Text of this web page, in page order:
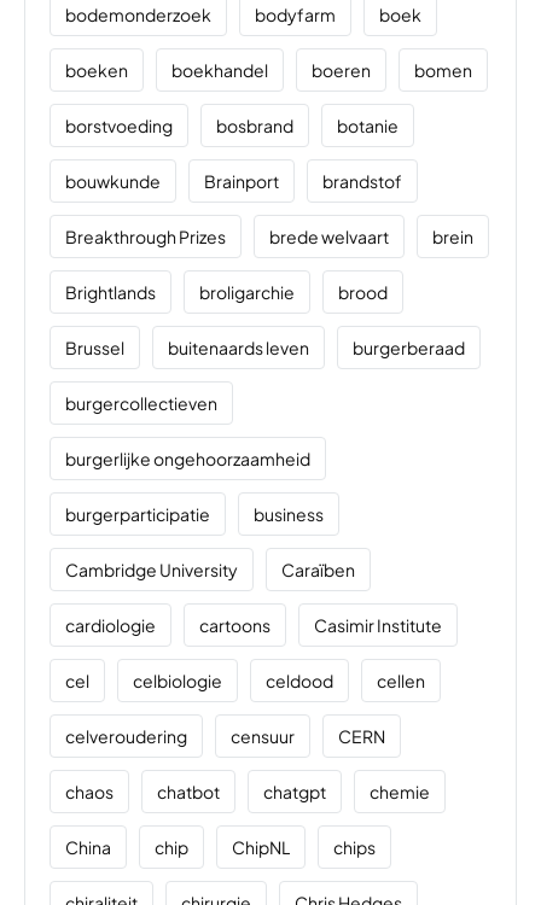
bodemonderzoek bodyfarm boek
boeken boekhandel boeren bomen
borstvoeding bosbrand botanie
bouwkunde Brainport brandstof
Breakthrough Prizes brede welvaart brein
Brightlands broligarchie brood
Brussel buitenaards leven burgerberaad
burgercollectieven
burgerlijke ongehoorzaamheid
burgerparticipatie business
Cambridge University Caraïben
cardiologie cartoons Casimir Institute
cel celbiologie celdood cellen
celveroudering censuur CERN
chaos chatbot chatgpt chemie
China chip ChipNL chips